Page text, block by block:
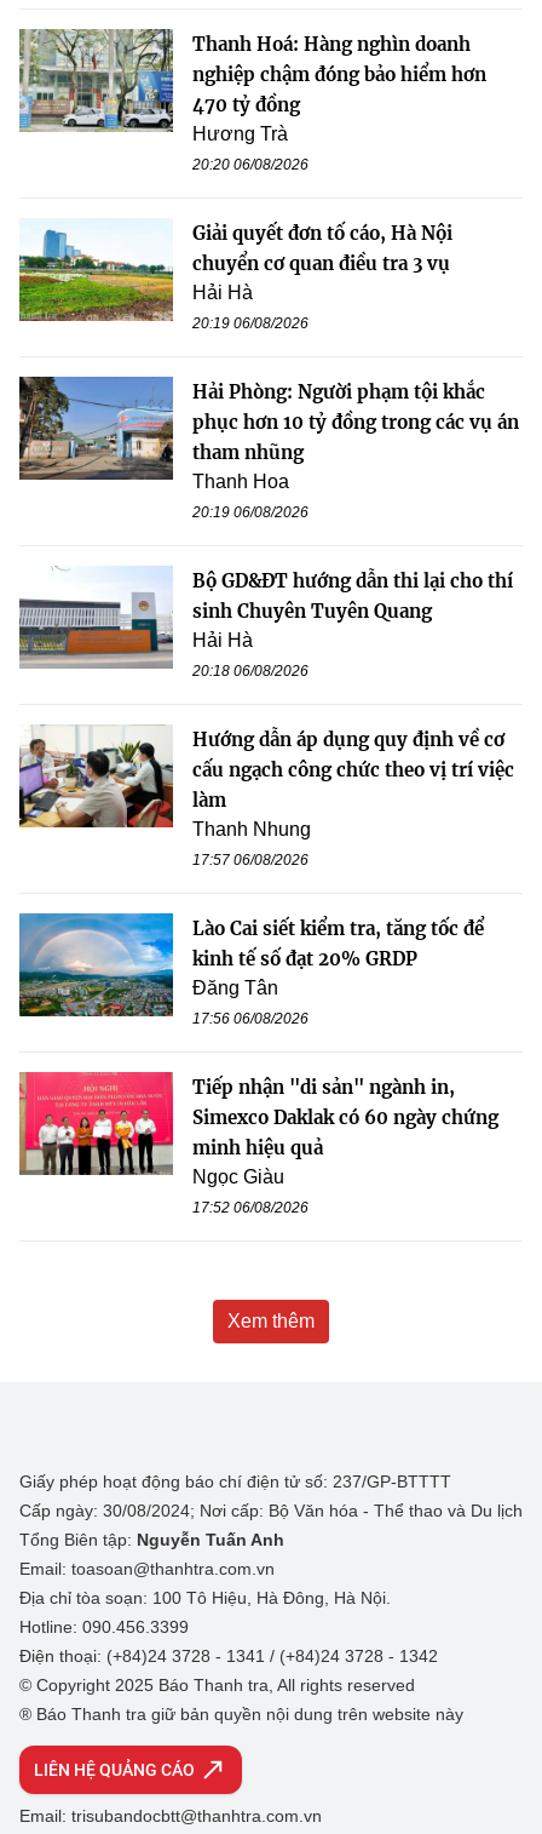
Thanh Hoá: Hàng nghìn doanh
nghiệp chậm đóng bảo hiểm hơn
470 tỷ đồng
Hương Trà
20:20 06/08/2026
Giải quyết đơn tố cáo, Hà Nội
chuyển cơ quan điều tra 3 vụ
Hải Hà
20:19 06/08/2026
Hải Phòng: Người phạm tội khắc
phục hơn 10 tỷ đồng trong các vụ án
tham nhũng
Thanh Hoa
20:19 06/08/2026
Bộ GD&ĐT hướng dẫn thi lại cho thí
sinh Chuyên Tuyên Quang
Hải Hà
20:18 06/08/2026
Hướng dẫn áp dụng quy định về cơ
cấu ngạch công chức theo vị trí việc
làm
Thanh Nhung
17:57 06/08/2026
Lào Cai siết kiểm tra, tăng tốc để
kinh tế số đạt 20% GRDP
Đăng Tân
17:56 06/08/2026
Tiếp nhận "di sản" ngành in,
Simexco Daklak có 60 ngày chứng
minh hiệu quả
Ngọc Giàu
17:52 06/08/2026
Xem thêm
Giấy phép hoạt động báo chí điện tử số: 237/GP-BTTTT
Cấp ngày: 30/08/2024; Nơi cấp: Bộ Văn hóa - Thể thao và Du lịch
Tổng Biên tập: Nguyễn Tuấn Anh
Email: toasoan@thanhtra.com.vn
Địa chỉ tòa soạn: 100 Tô Hiệu, Hà Đông, Hà Nội.
Hotline: 090.456.3399
Điện thoại: (+84)24 3728 - 1341 / (+84)24 3728 - 1342
© Copyright 2025 Báo Thanh tra, All rights reserved
® Báo Thanh tra giữ bản quyền nội dung trên website này
LIÊN HỆ QUẢNG CÁO
Email: trisubandocbtt@thanhtra.com.vn